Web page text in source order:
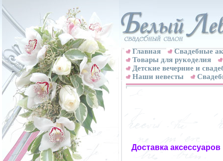
Главная
Свадебные
Товары для рукоделия
Детские вечерние и
Наши невесты
Доставка